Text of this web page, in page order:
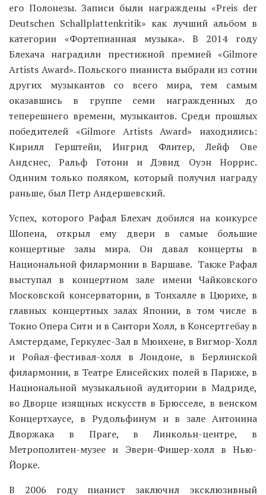
его Полонезы. Записи были награждены «Preis der
Deutschen Schallplattenkritik» как лучший альбом в
категории «Фортепианная музыка». В 2014 году
Блехача наградили престижной премией «Gilmore
Artists Award». Польского пианиста выбрали из сотни
других музыкантов со всего мира, тем самым
оказавшись в группе семи награжденных до
теперешнего времени, музыкантов. Среди прошлых
победителей «Gilmore Artists Award» находились:
Кирилл Герштейн, Ингрид Флитер, Лейф Ове
Андснес, Ральф Готони и Дэвид Оуэн Норрис.
Одиним только поляком, который получил награду
раньше, был Петр Андершевский.
Успех, которого Рафал Блехач добился на конкурсе
Шопена, открыл ему двери в самые большие
концертные залы мира. Он давал концерты в
Национальной филармонии в Варшаве. Также Рафал
выступал в концертном зале имени Чайковского
Московской консерватории, в Тонхалле в Цюрихе, в
главных концертных залах Японии, в том числе в
Токио Опера Сити и в Сантори Холл, в Консертгебау в
Амстердаме, Геркулес-Зал в Мюнхене, в Вигмор-Холл
и Ройал-фестивал-холл в Лондоне, в Берлинской
филармонии, в Театре Елисейских полей в Париже, в
Национальной музыкальной аудитории в Мадриде,
во Дворце изящных искусств в Брюсселе, в венском
Концертхаусе, в Рудольфинум и в зале Антонина
Дворжака в Праге, в Линкольн-центре, в
Метрополитен-музее и Эвери-Фишер-холл в Нью-
Йорке.
В 2006 году пианист заключил эксклюзивный